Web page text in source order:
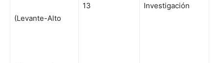
(Levante-Alto
13 Investigación